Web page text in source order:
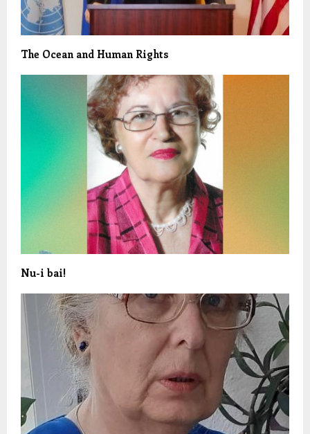
The Ocean and Human Rights
Nu-i bai!